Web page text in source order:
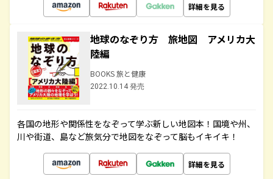
詳細を見る
地球のなぞり方 旅地図 アメリカ大
陸編
BOOKS 旅と健康
2022.10.14 発売
各国の地形や関係性をなぞって学ぶ新しい地図本！国境や州、
川や街道、島など旅気分で地図をなぞって脳もイキイキ！
詳細を見る